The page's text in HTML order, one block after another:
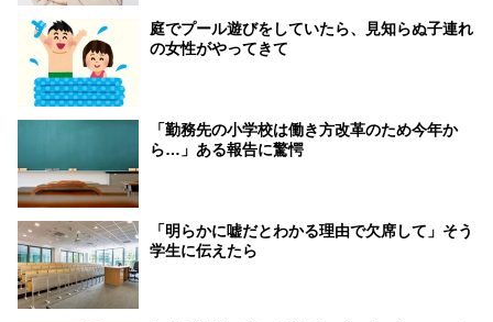
庭でプール遊びをしていたら、見知らぬ子連れ
の女性がやってきて
「勤務先の小学校は働き方改革のため今年か
ら…」ある報告に驚愕
「明らかに嘘だとわかる理由で欠席して」そう
学生に伝えたら